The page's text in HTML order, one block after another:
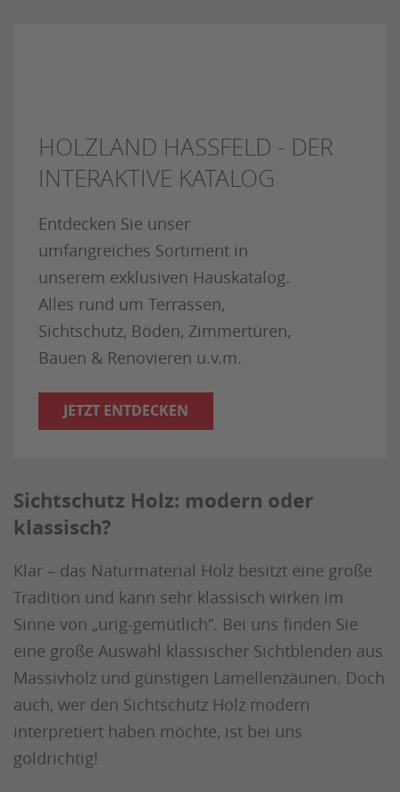
HOLZLAND HASSFELD - DER
INTERAKTIVE KATALOG
Entdecken Sie unser
umfangreiches Sortiment in
unserem exklusiven Hauskatalog.
Alles rund um Terrassen,
Sichtschutz, Böden, Zimmertüren,
Bauen & Renovieren u.v.m.
JETZT ENTDECKEN
Sichtschutz Holz: modern oder
klassisch?
Klar – das Naturmaterial Holz besitzt eine große
Tradition und kann sehr klassisch wirken im
Sinne von „urig-gemütlich“. Bei uns finden Sie
eine große Auswahl klassischer Sichtblenden aus
Massivholz und günstigen Lamellenzäunen. Doch
auch, wer den Sichtschutz Holz modern
interpretiert haben möchte, ist bei uns
goldrichtig!